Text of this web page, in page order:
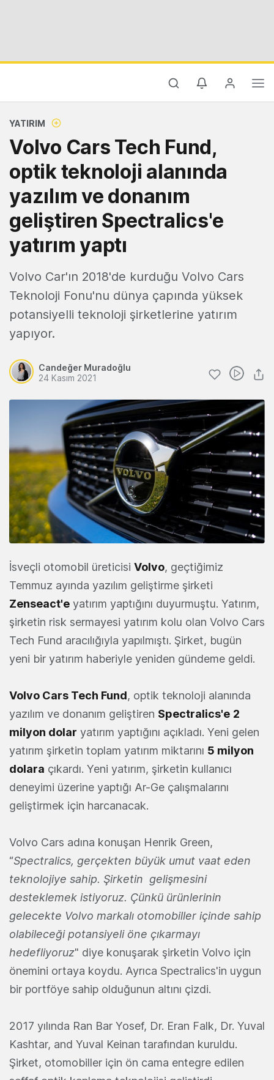
YATIRIM
Volvo Cars Tech Fund,
optik teknoloji alanında
yazılım ve donanım
geliştiren Spectralics'e
yatırım yaptı
Volvo Car'ın 2018'de kurduğu Volvo Cars
Teknoloji Fonu'nu dünya çapında yüksek
potansiyelli teknoloji şirketlerine yatırım
yapıyor.
Candeğer Muradoğlu
24 Kasım 2021
İsveçli otomobil üreticisi Volvo, geçtiğimiz
Temmuz ayında yazılım geliştirme şirketi
Zenseact'e yatırım yaptığını duyurmuştu. Yatırım,
şirketin risk sermayesi yatırım kolu olan Volvo Cars
Tech Fund aracılığıyla yapılmıştı. Şirket, bugün
yeni bir yatırım haberiyle yeniden gündeme geldi.
Volvo Cars Tech Fund, optik teknoloji alanında
yazılım ve donanım geliştiren Spectralics'e 2
milyon dolar yatırım yaptığını açıkladı. Yeni gelen
yatırım şirketin toplam yatırım miktarını 5 milyon
dolara çıkardı. Yeni yatırım, şirketin kullanıcı
deneyimi üzerine yaptığı Ar-Ge çalışmalarını
geliştirmek için harcanacak.
Volvo Cars adına konuşan Henrik Green,
“Spectralics, gerçekten büyük umut vaat eden
teknolojiye sahip. Şirketin gelişmesini
desteklemek istiyoruz. Çünkü ürünlerinin
gelecekte Volvo markalı otomobiller içinde sahip
olabileceği potansiyeli öne çıkarmayı
hedefliyoruz" diye konuşarak şirketin Volvo için
önemini ortaya koydu. Ayrıca Spectralics'in uygun
bir portföye sahip olduğunun altını çizdi.
2017 yılında Ran Bar Yosef, Dr. Eran Falk, Dr. Yuval
Kashtar, and Yuval Keinan tarafından kuruldu.
Şirket, otomobiller için ön cama entegre edilen